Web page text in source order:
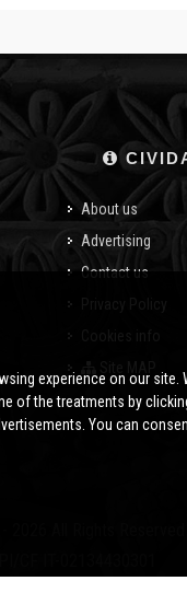
About us
Advertising
Contact us
experience on our
of the treatments by
You can